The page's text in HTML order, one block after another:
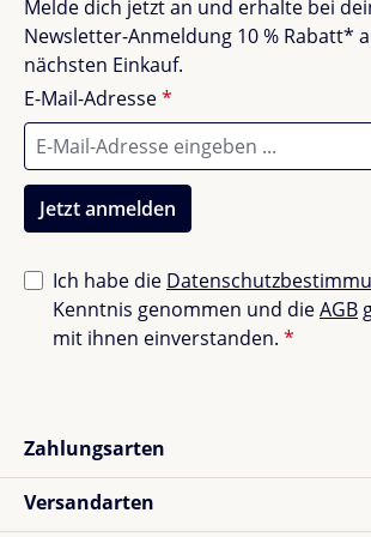
Unbefriedigend (0)
Bewerte dieses Produkt!
Teile deine Erfahrungen mit anderen
Bewertungen nur in der aktuellen
9Bewertungen
Melde dich jetzt an und erhalte bei
Newsletter-Anmeldung 10 % Rabatt*
nächsten Einkauf.
E-Mail-Adresse*
Jetzt anmelden
Ich habe die
Kenntnis genommen und dieAGB
mit ihnen einverstanden. *
Zahlungsarten
Versandarten